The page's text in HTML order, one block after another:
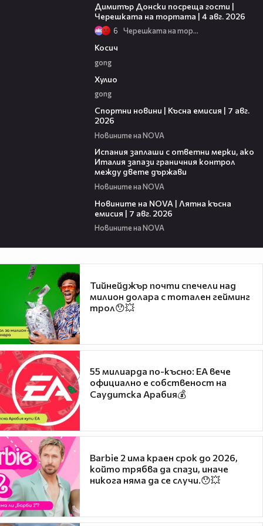
Димитър Донски посреща гости |
Черешката на тортата | 4 авг. 2026
6 Черешката на тортата
Косич
gong
Хулио
gong
Спортни новини | Късна емисия | 7 авг.
2026
Новините на NOVA
Испания заплаши с ответни мерки, ако
Италия запази граничния контрол
между двете държави
Новините на NOVA
Новините на NOVA | Лятна късна
емисия | 7 авг. 2026
Новините на NOVA
Тийнейджър почти спечели над
милион долара с тотален гейминг
трол😯💥
55 милиарда по-късно: EA вече
официално е собственост на
Саудитска Арабия💰
Barbie 2 има краен срок до 2026,
който трябва да спази, иначе
никога няма да се случи.😯💥